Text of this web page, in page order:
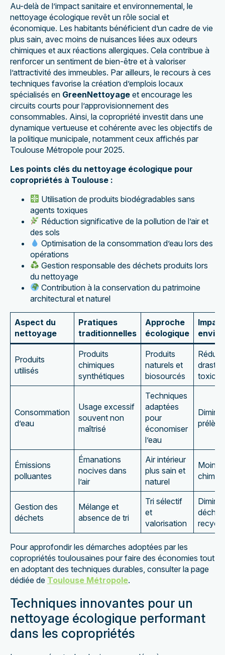
Au-delà de l’impact sanitaire et environnemental, le
nettoyage écologique revêt un rôle social et
économique. Les habitants bénéficient d’un cadre de vie
plus sain, avec moins de nuisances liées aux odeurs
chimiques et aux réactions allergiques. Cela contribue à
renforcer un sentiment de bien-être et à valoriser
l’attractivité des immeubles. Par ailleurs, le recours à ces
techniques favorise la création d’emplois locaux
spécialisés en GreenNettoyage et encourage les
circuits courts pour l’approvisionnement des
consommables. Ainsi, la copropriété investit dans une
dynamique vertueuse et cohérente avec les objectifs de
la politique municipale, notamment ceux affichés par
Toulouse Métropole pour 2025.
Les points clés du nettoyage écologique pour
copropriétés à Toulouse :
Utilisation de produits biodégradables sans
agents toxiques
Réduction significative de la pollution de l’air et
des sols
Optimisation de la consommation d’eau lors des
opérations
Gestion responsable des déchets produits lors
du nettoyage
Contribution à la conservation du patrimoine
architectural et naturel
Aspect du
nettoyage
Pratiques
traditionnelles
Approche
écologique
Impact
Produits
utilisés
Produits
chimiques
synthétiques
Produits
naturels et
biosourcés
toxicité
Consommation
d’eau
Usage excessif
souvent non
maîtrisé
Techniques
adaptées
pour
économiser
l’eau
Émissions
polluantes
Émanations
nocives dans
l’air
Air intérieur
plus sain et
naturel
Moins
Gestion des
déchets
Mélange et
absence de tri
Tri sélectif
et
valorisation
Pour approfondir les démarches adoptées par les
copropriétés toulousaines pour faire des économies tout
en adoptant des techniques durables, consulter la page
dédiée de Toulouse Métropole.
Techniques innovantes pour un
nettoyage écologique performant
dans les copropriétés